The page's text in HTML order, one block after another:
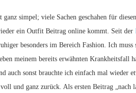
simpel; viele Sachen geschahen für diesen
ein Outfit Beitrag online kommt. Seit der
besonders im Bereich Fashion. Ich muss
meinem bereits erwähnten Krankheitsfall
auch sonst brauchte ich einfach mal wieder
und ganz zurück. Als ersten Beitrag „nach